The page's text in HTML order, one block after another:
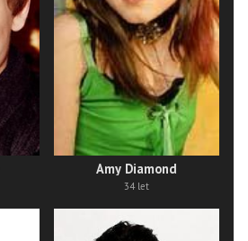
Amy Diamond
34 let